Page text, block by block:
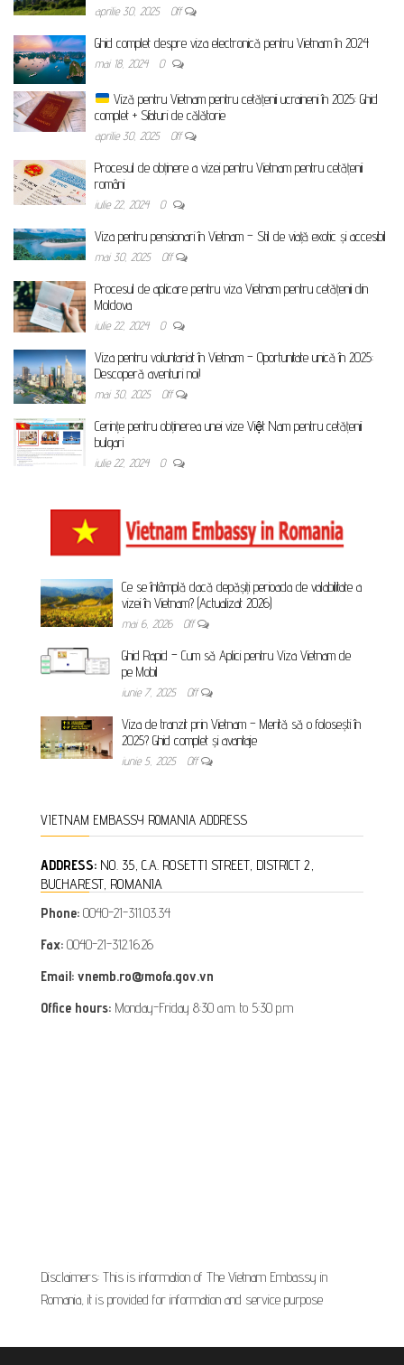
aprilie 30, 2025 Off
Ghid complet despre viza electronică pentru Vietnam în 2024
mai 18, 2024 0
Viză pentru Vietnam pentru cetățenii ucraineni în 2025: Ghid
complet + Sfaturi de călătorie
aprilie 30, 2025 Off
Procesul de obținere a vizei pentru Vietnam pentru cetățenii
români
iulie 22, 2024 0
Viza pentru pensionari în Vietnam – Stil de viață exotic și accesibil
mai 30, 2025 Off
Procesul de aplicare pentru viza Vietnam pentru cetățenii din
Moldova
iulie 22, 2024 0
Viza pentru voluntariat în Vietnam – Oportunitate unică în 2025:
Descoperă aventuri noi!
mai 30, 2025 Off
Cerințe pentru obținerea unei vize Việt Nam pentru cetățenii
bulgari
iulie 22, 2024 0
Ce se întâmplă dacă depășiți perioada de valabilitate a
vizei în Vietnam? (Actualizat 2026)
mai 6, 2026 Off
Ghid Rapid – Cum să Aplici pentru Viza Vietnam de
pe Mobil
iunie 7, 2025 Off
Viza de tranzit prin Vietnam – Merită să o folosești în
2025? Ghid complet și avantaje
iunie 5, 2025 Off
VIETNAM EMBASSY ROMANIA ADDRESS
ADDRESS: NO. 35, C.A. ROSETTI STREET, DISTRICT 2,
BUCHAREST, ROMANIA
Phone: 0040-21-311.03.34
Fax: 0040-21-312.16.26
Email: vnemb.ro@mofa.gov.vn
Office hours: Monday-Friday 8:30 a.m. to 5:30 p.m
Disclaimers: This is information of The Vietnam Embassy in
Romania, it is provided for information and service purpose